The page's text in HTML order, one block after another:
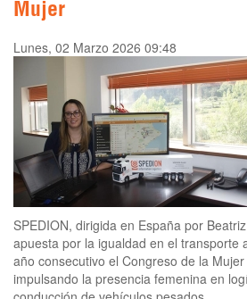
Mujer
Lunes, 02 Marzo 2026 09:48
SPEDION, dirigida en España por
apuesta por la igualdad en el transporte
año consecutivo el Congreso de la
impulsando la presencia femenina en